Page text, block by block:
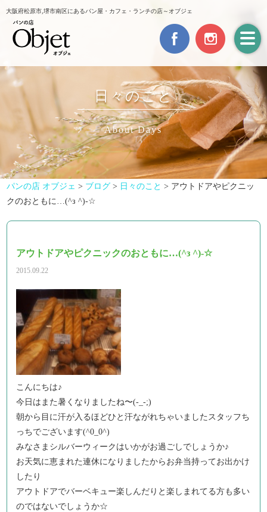
大阪府松原市,堺市南区にあるパン屋・カフェ・ランチの店～オブジェ
日々のこと
About Days
パンの店 オブジェ > ブログ > 日々のこと > アウトドアやピクニッ
クのおともに…(^з ^)-☆
アウトドアやピクニックのおともに…(^з ^)-☆
2015.09.22
こんにちは♪
今日はまた暑くなりましたね〜(-_-;)
朝から目に汗が入るほどひと汗ながれちゃいましたスタッフち
っちでございます(^0_0^)
みなさまシルバーウィークはいかがお過ごしでしょうか♪
お天気に恵まれた連休になりましたからお弁当持ってお出かけ
したり
アウトドアでバーベキュー楽しんだりと楽しまれてる方も多い
のではないでしょうか☆